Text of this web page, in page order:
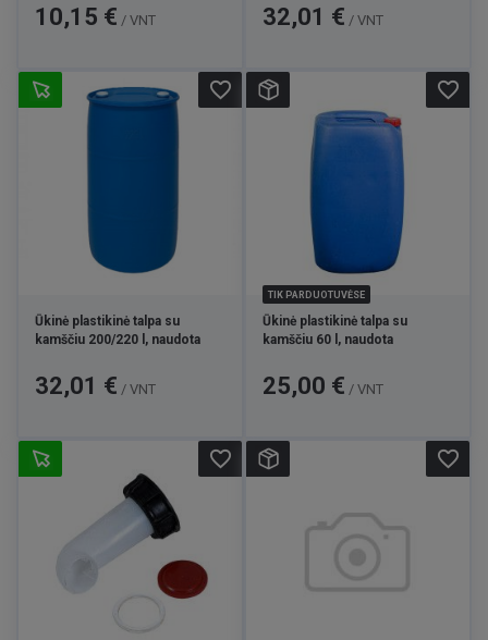
Kaina
10,15 € / VNT
Kaina
32,01 € / VNT
Ūkinė plastikinė talpa su
kamščiu 200/220 l, naudota
Kaina
32,01 € / VNT
favorite_border
TIK PARDUOTUVĖSE
Ūkinė plastikinė talpa su
kamščiu 60 l, naudota
Kaina
25,00 € / VNT
favorite_border
favorite_border favorite_border